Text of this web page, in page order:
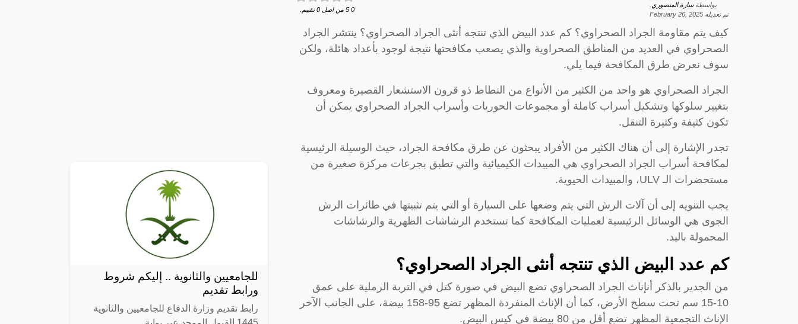
بواسطةسارة المنصوري
تم تعديله February 26, 2025
0
5 من اصل 0 تقييم.
كيف يتم مقاومة الجراد الصحراوي؟ كم عدد البيض الذي تنتجه أنثى الجراد الصحراوي؟ ينتشر الجراد
الصحراوي في العديد من المناطق الصحراوية والذي يصعب مكافحتها نتيجة لوجود بأعداد هائلة، ولكن
سوف نعرض طرق المكافحة فيما يلي.
الجراد الصحراوي هو واحد من الكثير من الأنواع من النطاط ذو قرون الاستشعار القصيرة ومعروف
بتغيير سلوكها وتشكيل أسراب كاملة أو مجموعات الحوريات وأسراب الجراد الصحراوي يمكن أن
تكون كثيفة وكثيرة التنقل.
تجدر الإشارة إلى أن هناك الكثير من الأفراد يبحثون عن طرق مكافحة الجراد، حيث الوسيلة الرئيسية
لمكافحة أسراب الجراد الصحراوي هي المبيدات الكيميائية والتي تطبق بجرعات مركزة صغيرة من
مستحضرات الـ ULV، والمبيدات الحيوية.
يجب التنويه إلى أن آلات الرش التي يتم وضعها على السيارة أو التي يتم تثبيتها في طائرات الرش
الجوى هي الوسائل الرئيسية لعمليات المكافحة كما تستخدم الرشاشات الظهرية والرشاشات
المحمولة باليد.
كم عدد البيض الذي تنتجه أنثى الجراد الصحراوي؟
من الجدير بالذكر أنإناث الجراد الصحراوي تضع البيض في صورة كتل في التربة الرملية على عمق
10-15 سم تحت سطح الأرض، كما أن الإناث المنفردة المظهر تضع 95-158 بيضة، على الجانب الآخر
الإناث التجمعية المظهر تضع أقل من 80 بيضة في كيس البيض.
للجامعيين والثانوية .. إليكم شروط
ورابط تقديم
رابط تقديم وزارة الدفاع للجامعيين والثانوية